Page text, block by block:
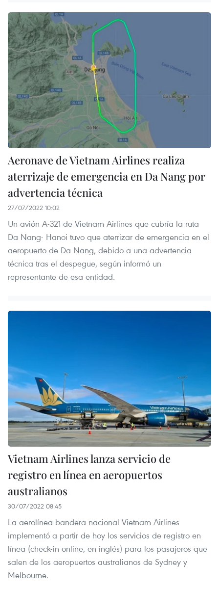
Aeronave de Vietnam Airlines realiza
aterrizaje de emergencia en Da Nang por
advertencia técnica
27/07/2022 10:02
Un avión A-321 de Vietnam Airlines que cubría la ruta
Da Nang- Hanoi tuvo que aterrizar de emergencia en el
aeropuerto de Da Nang, debido a una advertencia
técnica tras el despegue, según informó un
representante de esa entidad.
Vietnam Airlines lanza servicio de
registro en línea en aeropuertos
australianos
30/07/2022 08:45
La aerolínea bandera nacional Vietnam Airlines
implementó a partir de hoy los servicios de registro en
línea (check-in online, en inglés) para los pasajeros que
salen de los aeropuertos australianos de Sydney y
Melbourne.